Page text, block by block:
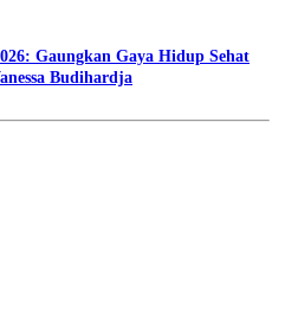
Gaungkan Gaya Hidup Sehat
Budihardja